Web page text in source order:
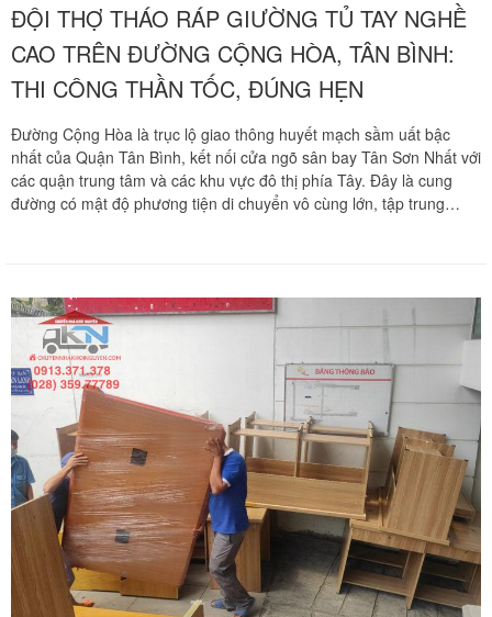
ĐỘI THỢ THÁO RÁP GIƯỜNG TỦ TAY NGHỀ
CAO TRÊN ĐƯỜNG CỘNG HÒA, TÂN BÌNH:
THI CÔNG THẦN TỐC, ĐÚNG HẸN
Đường Cộng Hòa là trục lộ giao thông huyết mạch sầm uất bậc
nhất của Quận Tân Bình, kết nối cửa ngõ sân bay Tân Sơn Nhất với
các quận trung tâm và các khu vực đô thị phía Tây. Đây là cung
đường có mật độ phương tiện di chuyển vô cùng lớn, tập trung
đối mặt với áp lực cực kỳ lớn về tình trạng ùn tắc giao thông thường
trực và không gian dừng đỗ xe tải bốc xếp vô cùng hạn chế.
Vừa qua tôi có chuyển văn phòng từ 3/2 về đường Cộng
Hòa. Ban đầu tôi cũng đắn đo nhiều dịch vụ chuyển nhà
nhưng cuối cùng tôi quyết định chọn công ty Khôi
Nguyên. Tôi thật sự hài lòng. Cảm ơn quý công ty.
Phạm Minh Tuấn
232/2 Cộng Hòa, P.13, Q. Tân Bình
Vợ chồng tôi vừa chuyển về nhà mới ở Chưng cư Thái An
về quận 2. Tôi được biết dịch vụ của Khôi Nguyên đã lâu
và đến nay đã sử dụng dịch vụ chuyển nhà này. Tôi xin
chúng công ty ngày càng phát triển và nâng cao chất
lượng dịch vụ